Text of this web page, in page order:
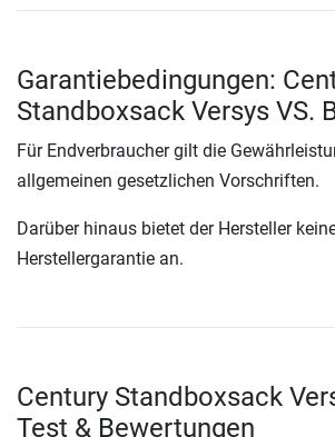
Garantiebedingungen:
Standboxsack Versys VS.
Für Endverbraucher gilt die
allgemeinen gesetzlichen Vorschriften.
Darüber hinaus bietet der Hersteller
Herstellergarantie an.
Century Standboxsack
Test & Bewertungen